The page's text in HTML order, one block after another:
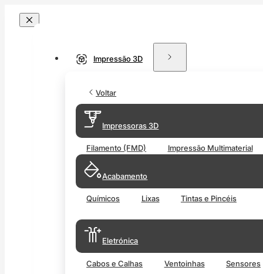
Impressão 3D
Voltar
Impressoras 3D
Filamento (FMD) Impressão Multimaterial
Acabamento
Químicos Lixas Tintas e Pincéis
Eletrónica
Cabos e Calhas Ventoinhas Sensores